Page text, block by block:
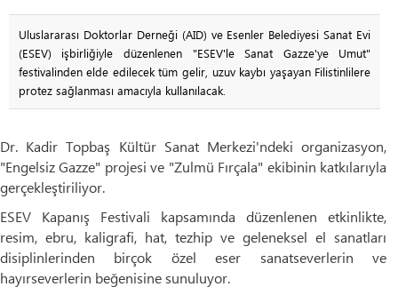
Uluslararası Doktorlar Derneği (AID) ve Esenler Belediyesi Sanat Evi
(ESEV) işbirliğiyle düzenlenen "ESEV'le Sanat Gazze'ye Umut"
festivalinden elde edilecek tüm gelir, uzuv kaybı yaşayan Filistinlilere
protez sağlanması amacıyla kullanılacak.
Dr. Kadir Topbaş Kültür Sanat Merkezi'ndeki organizasyon,
"Engelsiz Gazze" projesi ve "Zulmü Fırçala" ekibinin katkılarıyla
gerçekleştiriliyor.
ESEV Kapanış Festivali kapsamında düzenlenen etkinlikte,
resim, ebru, kaligrafi, hat, tezhip ve geleneksel el sanatları
disiplinlerinden birçok özel eser sanatseverlerin ve
hayırseverlerin beğenisine sunuluyor.